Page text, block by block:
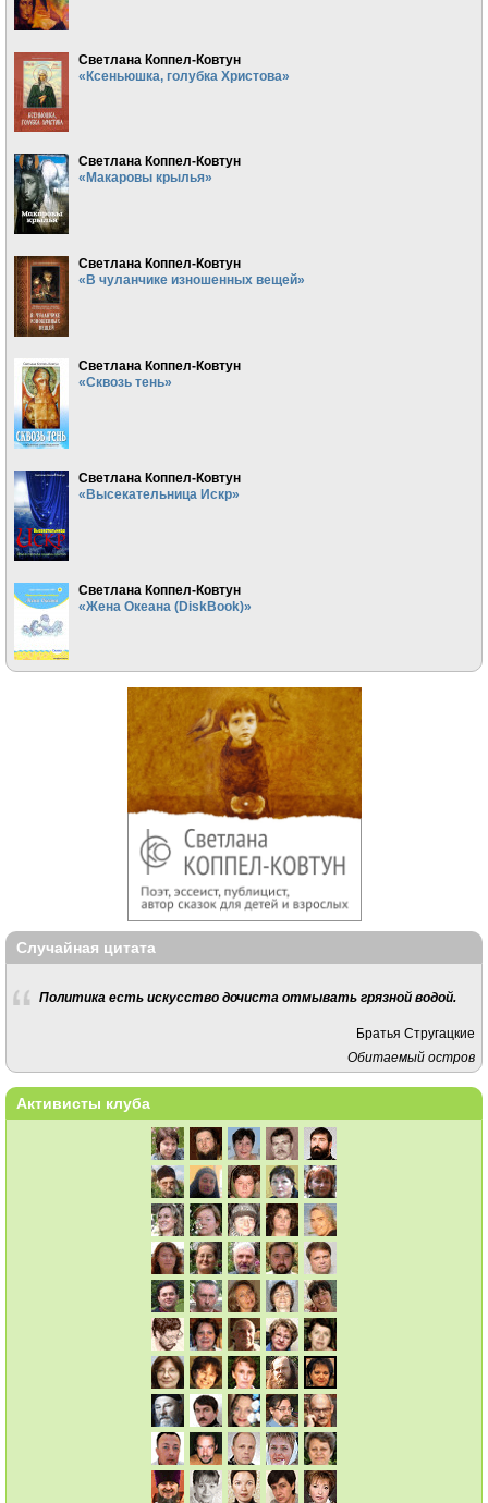
Светлана Коппел-Ковтун
«Ксеньюшка, голубка Христова»
Светлана Коппел-Ковтун
«Макаровы крылья»
Светлана Коппел-Ковтун
«В чуланчике изношенных вещей»
Светлана Коппел-Ковтун
«Сквозь тень»
Светлана Коппел-Ковтун
«Высекательница Искр»
Светлана Коппел-Ковтун
«Жена Океана (DiskBook)»
Случайная цитата
Политика есть искусство дочиста отмывать грязной водой.
Братья Стругацкие
Обитаемый остров
Активисты клуба